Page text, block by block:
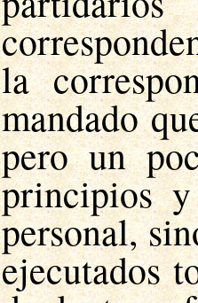
la
mandado
pero un
principios
personal,
ejecutados